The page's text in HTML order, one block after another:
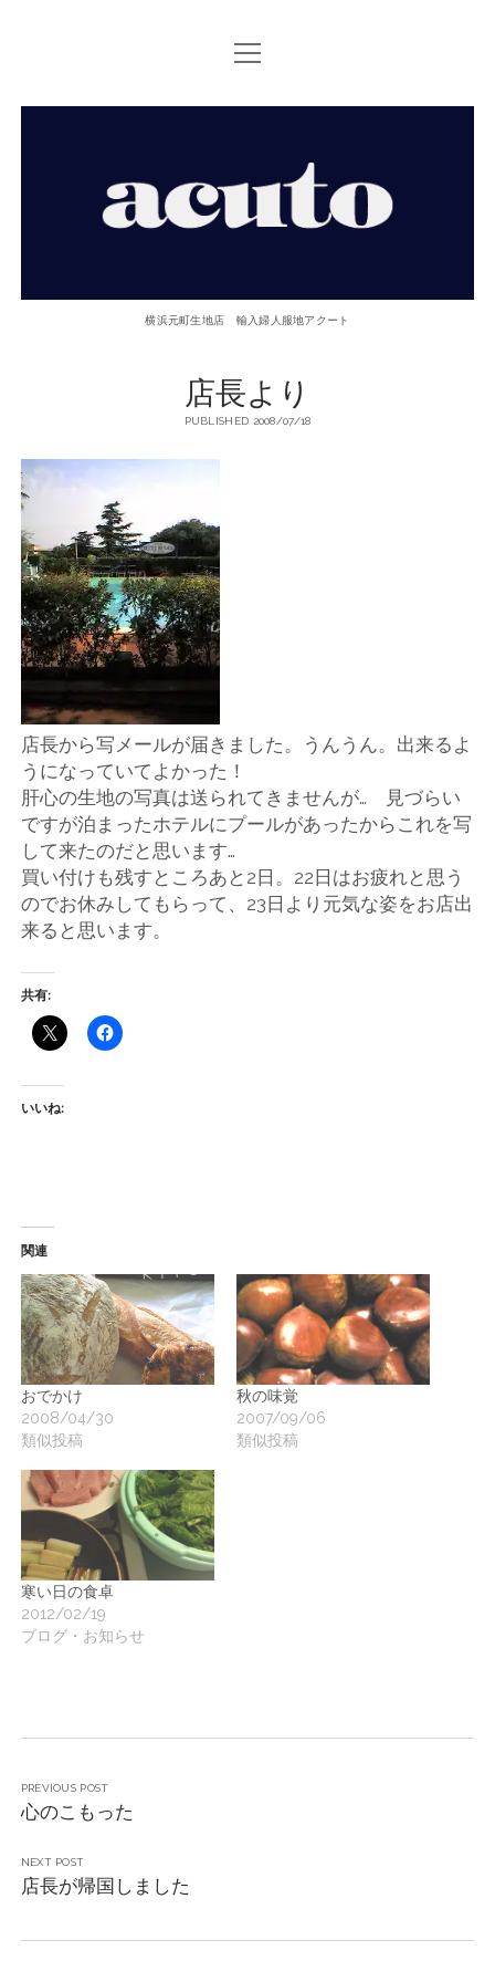
TOP PAGE
ACUTOについて
open
menu
元
地
店
輸
入
婦
人
服
地
ア
ク
ー
ト
横浜元町生地店 輸入婦人服地アクート
店長より
PUBLISHED 2008/07/18
店長から写メールが届きました。うんうん。出来るよ
うになっていてよかった！
肝心の生地の写真は送られてきませんが… 見づらい
ですが泊まったホテルにプールがあったからこれを写
して来たのだと思います…
買い付けも残すところあと2日。22日はお疲れと思う
のでお休みしてもらって、23日より元気な姿をお店出
来ると思います。
共有:
いいね:
関連
おでかけ
2008/04/30
類似投稿
秋の味覚
2007/09/06
類似投稿
寒い日の食卓
2012/02/19
ブログ・お知らせ
PREVIOUS POST
心のこもった
NEXT POST
店長が帰国しました